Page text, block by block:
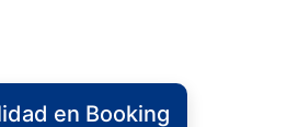
en Booking